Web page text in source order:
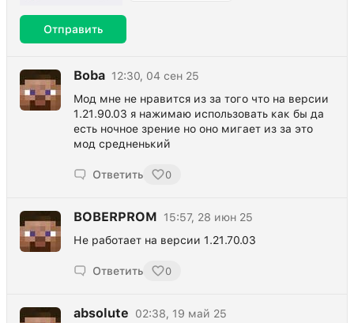
Отправить
Boba 12:30, 04 сен 25
Мод мне не нравится из за того что на версии
1.21.90.03 я нажимаю использовать как бы да
есть ночное зрение но оно мигает из за это
мод средненький
Ответить 0
BOBERPROM
15:57, 28 июн 25
Не работает на версии 1.21.70.03
Ответить 0
absolute
02:38, 19 май 25